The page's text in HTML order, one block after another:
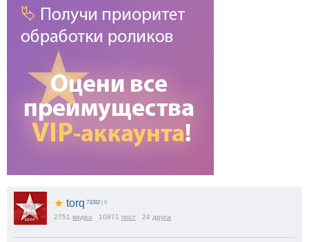
★ torq 73282 | 0
2751 видео 10871 пост 24 друга